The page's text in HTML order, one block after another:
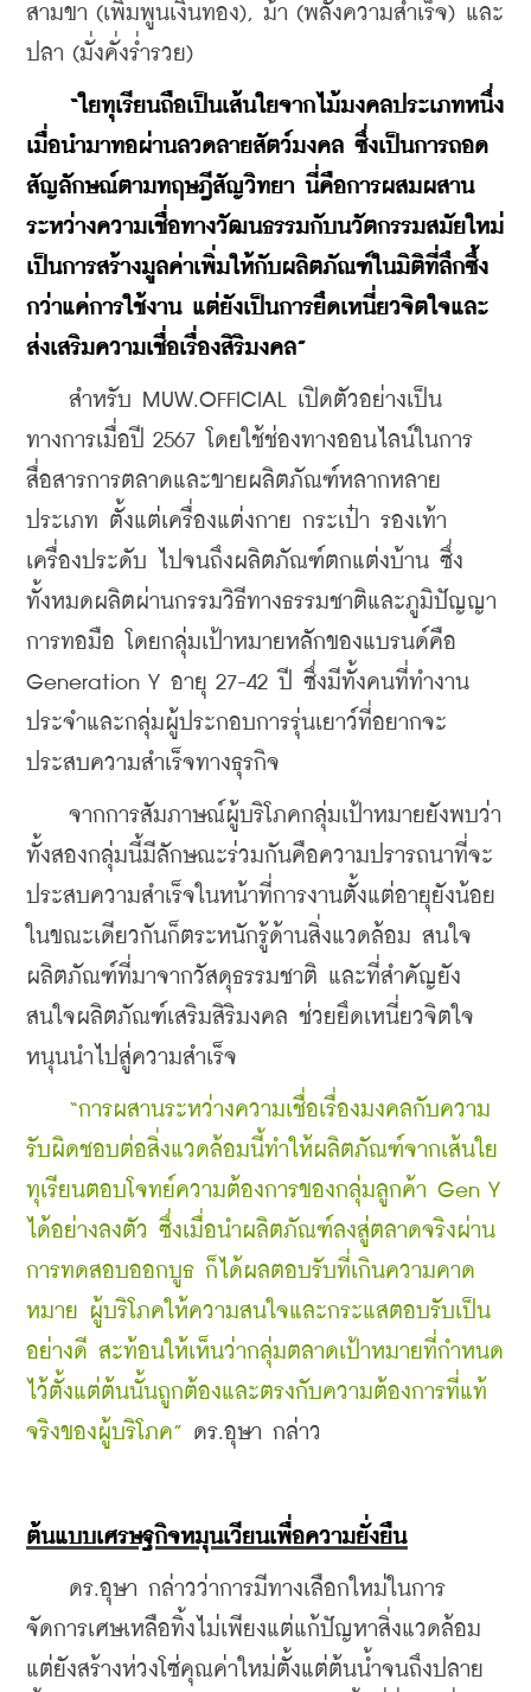
สามขา (เพิ่มพูนเงินทอง), ม้า (พลังความสำเร็จ) และ
ปลา (มั่งคั่งร่ำรวย)
“ใยทุเรียนถือเป็นเส้นใยจากไม้มงคลประเภทหนึ่ง
เมื่อนำมาทอผ่านลวดลายสัตว์มงคล ซึ่งเป็นการถอด
สัญลักษณ์ตามทฤษฎีสัญวิทยา นี่คือการผสมผสาน
ระหว่างความเชื่อทางวัฒนธรรมกับนวัตกรรมสมัยใหม่
เป็นการสร้างมูลค่าเพิ่มให้กับผลิตภัณฑ์ในมิติที่ลึกซึ้ง
กว่าแค่การใช้งาน แต่ยังเป็นการยึดเหนี่ยวจิตใจและ
ส่งเสริมความเชื่อเรื่องสิริมงคล”
สำหรับ MUW.OFFICIAL เปิดตัวอย่างเป็น
ทางการเมื่อปี 2567 โดยใช้ช่องทางออนไลน์ในการ
สื่อสารการตลาดและขายผลิตภัณฑ์หลากหลาย
ประเภท ตั้งแต่เครื่องแต่งกาย กระเป๋า รองเท้า
เครื่องประดับ ไปจนถึงผลิตภัณฑ์ตกแต่งบ้าน ซึ่ง
ทั้งหมดผลิตผ่านกรรมวิธีทางธรรมชาติและภูมิปัญญา
การทอมือ โดยกลุ่มเป้าหมายหลักของแบรนด์คือ
Generation Y อายุ 27-42 ปี ซึ่งมีทั้งคนที่ทำงาน
ประจำและกลุ่มผู้ประกอบการรุ่นเยาว์ที่อยากจะ
ประสบความสำเร็จทางธุรกิจ
จากการสัมภาษณ์ผู้บริโภคกลุ่มเป้าหมายยังพบว่า
ทั้งสองกลุ่มนี้มีลักษณะร่วมกันคือความปรารถนาที่จะ
ประสบความสำเร็จในหน้าที่การงานตั้งแต่อายุยังน้อย
ในขณะเดียวกันก็ตระหนักรู้ด้านสิ่งแวดล้อม สนใจ
ผลิตภัณฑ์ที่มาจากวัสดุธรรมชาติ และที่สำคัญยัง
สนใจผลิตภัณฑ์เสริมสิริมงคล ช่วยยึดเหนี่ยวจิตใจ
หนุนนำไปสู่ความสำเร็จ
“การผสานระหว่างความเชื่อเรื่องมงคลกับความ
รับผิดชอบต่อสิ่งแวดล้อมนี้ทำให้ผลิตภัณฑ์จากเส้นใย
ทุเรียนตอบโจทย์ความต้องการของกลุ่มลูกค้า Gen Y
ได้อย่างลงตัว ซึ่งเมื่อนำผลิตภัณฑ์ลงสู่ตลาดจริงผ่าน
การทดสอบออกบูธ ก็ได้ผลตอบรับที่เกินความคาด
หมาย ผู้บริโภคให้ความสนใจและกระแสตอบรับเป็น
อย่างดี สะท้อนให้เห็นว่ากลุ่มตลาดเป้าหมายที่กำหนด
ไว้ตั้งแต่ต้นนั้นถูกต้องและตรงกับความต้องการที่แท้
จริงของผู้บริโภค” ดร.อุษา กล่าว
ต้นแบบเศรษฐกิจหมุนเวียนเพื่อความยั่งยืน
ดร.อุษา กล่าวว่าการมีทางเลือกใหม่ในการ
จัดการเศษเหลือทิ้งไม่เพียงแต่แก้ปัญหาสิ่งแวดล้อม
แต่ยังสร้างห่วงโซ่คุณค่าใหม่ตั้งแต่ต้นน้ำจนถึงปลาย